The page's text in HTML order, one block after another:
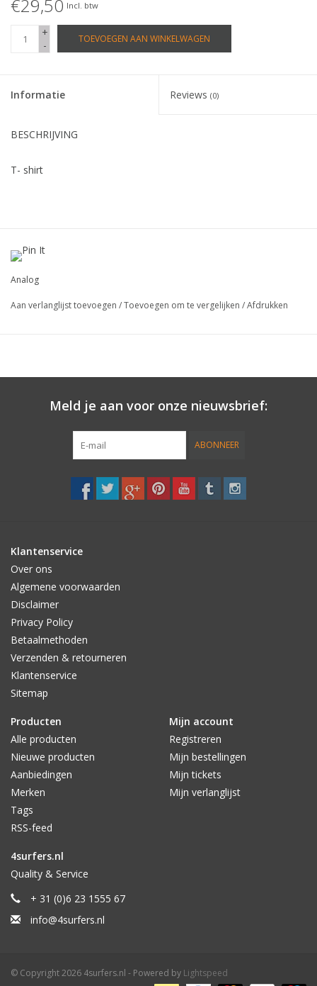
€29,50 Incl. btw
+
-
TOEVOEGEN AAN WINKELWAGEN
Informatie Reviews (0)
BESCHRIJVING
T- shirt
Analog
Aan verlanglijst toevoegen /Toevoegen om te vergelijken /Afdrukken
Meld je aan voor onze nieuwsbrief:
ABONNEER
Klantenservice
Over ons
Algemene voorwaarden
Disclaimer
Privacy Policy
Betaalmethoden
Verzenden & retourneren
Klantenservice
Sitemap
Producten
Alle producten
Nieuwe producten
Aanbiedingen
Merken
Tags
RSS-feed
Mijn account
Registreren
Mijn bestellingen
Mijn tickets
Mijn verlanglijst
4surfers.nl
Quality & Service
+ 31 (0)6 23 1555 67
info@4surfers.nl
© Copyright 2026 4surfers.nl - Powered by Lightspeed